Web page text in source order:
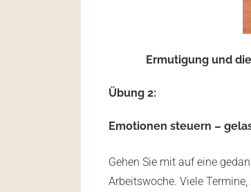
Ermutigung und
Übung 2:
Emotionen steuern –
Gehen Sie mit auf eine
Arbeitswoche. Viele